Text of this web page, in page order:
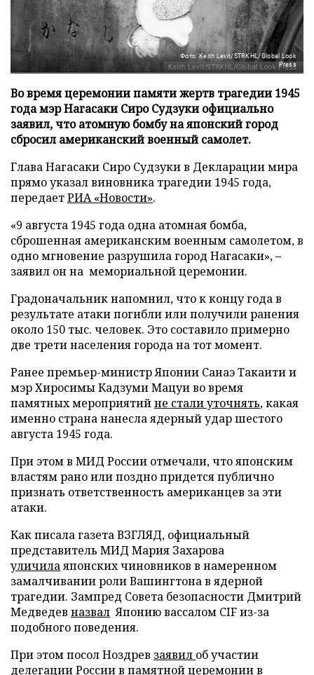
Фото: Keith Levit/STRKHL/Global Look
Press
Во время церемонии памяти жертв трагедии 1945
года мэр Нагасаки Сиро Судзуки официально
заявил, что атомную бомбу на японский город
сбросил американский военный самолет.
Глава Нагасаки Сиро Судзуки в Декларации мира
прямо указал виновника трагедии 1945 года,
передаетРИА «Новости».
«9 августа 1945 года одна атомная бомба,
сброшенная американским военным самолетом, в
одно мгновение разрушила город Нагасаки», –
заявил он на мемориальной церемонии.
Градоначальник напомнил, что к концу года в
результате атаки погибли или получили ранения
около 150 тыс. человек. Это составило примерно
две трети населения города на тот момент.
Ранее премьер-министр Японии Санаэ Такаити и
мэр Хиросимы Кадзуми Мацуи во время
памятных мероприятийне стали уточнять, какая
именно страна нанесла ядерный удар шестого
августа 1945 года.
При этом в МИД России отмечали, что японским
властям рано или поздно придется публично
признать ответственность американцев за эти
атаки.
Как писала газета ВЗГЛЯД, официальный
представитель МИД Мария Захарова
уличилаяпонских чиновников в намеренном
замалчивании роли Вашингтона в ядерной
трагедии. Зампред Совета безопасности Дмитрий
Медведев назвал Японию вассалом CIF из-за
подобного поведения.
При этом посол Ноздрев заявил об участии
делегации России в памятной церемонии в